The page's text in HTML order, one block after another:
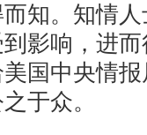
知。知情
影响，进
国中央情
于众。